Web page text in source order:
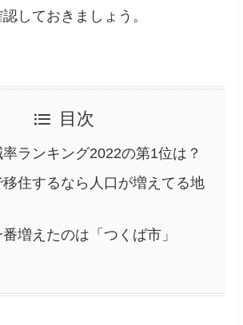
しておきましょう。
目次
率ランキング2022の第1位は？
住するなら人口が増えてる地
増えたのは「つくば市」